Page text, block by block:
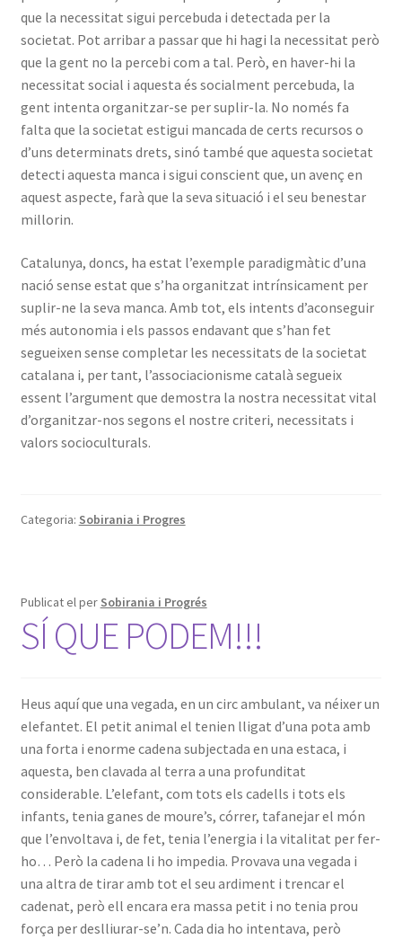
que la necessitat sigui percebuda i detectada per la
societat. Pot arribar a passar que hi hagi la necessitat però
que la gent no la percebi com a tal. Però, en haver-hi la
necessitat social i aquesta és socialment percebuda, la
gent intenta organitzar-se per suplir-la. No només fa
falta que la societat estigui mancada de certs recursos o
d’uns determinats drets, sinó també que aquesta societat
detecti aquesta manca i sigui conscient que, un avenç en
aquest aspecte, farà que la seva situació i el seu benestar
millorin.
Catalunya, doncs, ha estat l’exemple paradigmàtic d’una
nació sense estat que s’ha organitzat intrínsicament per
suplir-ne la seva manca. Amb tot, els intents d’aconseguir
més autonomia i els passos endavant que s’han fet
segueixen sense completar les necessitats de la societat
catalana i, per tant, l’associacionisme català segueix
essent l’argument que demostra la nostra necessitat vital
d’organitzar-nos segons el nostre criteri, necessitats i
valors socioculturals.
Categoria: Sobirania i Progres
Publicat elper Sobirania i Progrés
SÍ QUE PODEM!!!
Heus aquí que una vegada, en un circ ambulant, va néixer un
elefantet. El petit animal el tenien lligat d’una pota amb
una forta i enorme cadena subjectada en una estaca, i
aquesta, ben clavada al terra a una profunditat
considerable. L’elefant, com tots els cadells i tots els
infants, tenia ganes de moure’s, córrer, tafanejar el món
que l’envoltava i, de fet, tenia l’energia i la vitalitat per fer-
ho… Però la cadena li ho impedia. Provava una vegada i
una altra de tirar amb tot el seu ardiment i trencar el
cadenat, però ell encara era massa petit i no tenia prou
força per deslliurar-se’n. Cada dia ho intentava, però